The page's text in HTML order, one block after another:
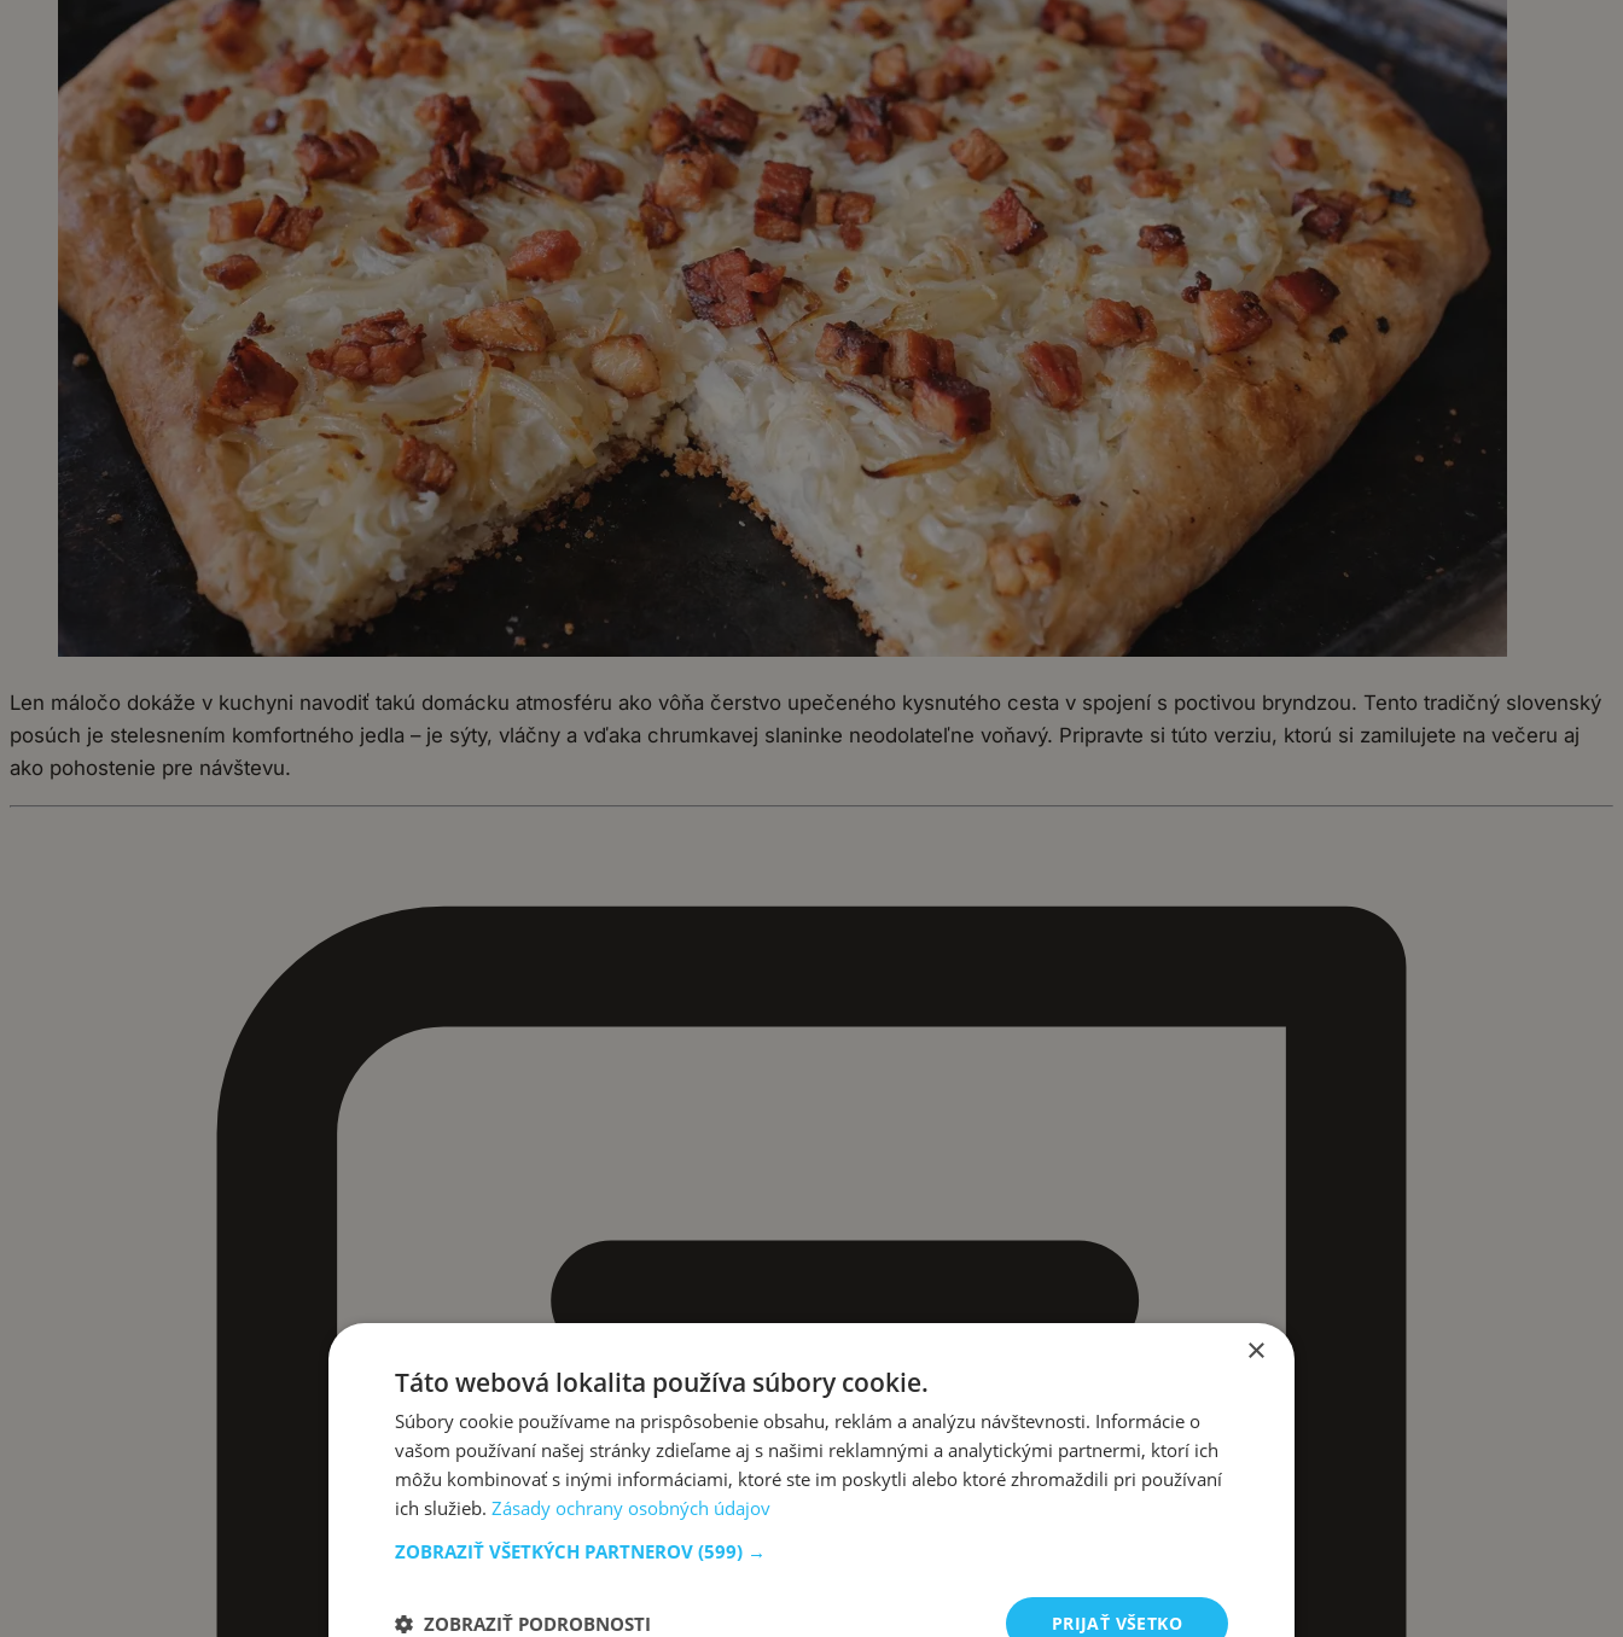
Len máločo dokáže v kuchyni navodiť takú domácku atmosféru ako vôňa čerstvo upečeného kysnutého cesta v spojení s poctivou bryndzou. Tento tradičný slovenský
posúch je stelesnením komfortného jedla – je sýty, vláčny a vďaka chrumkavej slaninke neodolateľne voňavý. Pripravte si túto verziu, ktorú si zamilujete na večeru aj
ako pohostenie pre návštevu.
×
Táto webová lokalita používa súbory cookie.
Súbory cookie používame na prispôsobenie obsahu, reklám a analýzu návštevnosti. Informácie o
vašom používaní našej stránky zdieľame aj s našimi reklamnými a analytickými partnermi, ktorí ich
môžu kombinovať s inými informáciami, ktoré ste im poskytli alebo ktoré zhromaždili pri používaní
ich služieb. Zásady ochrany osobných údajov
ZOBRAZIŤ VŠETKÝCH PARTNEROV (599) →
PRIJAŤ VŠETKO
ZOBRAZIŤ PODROBNOSTI